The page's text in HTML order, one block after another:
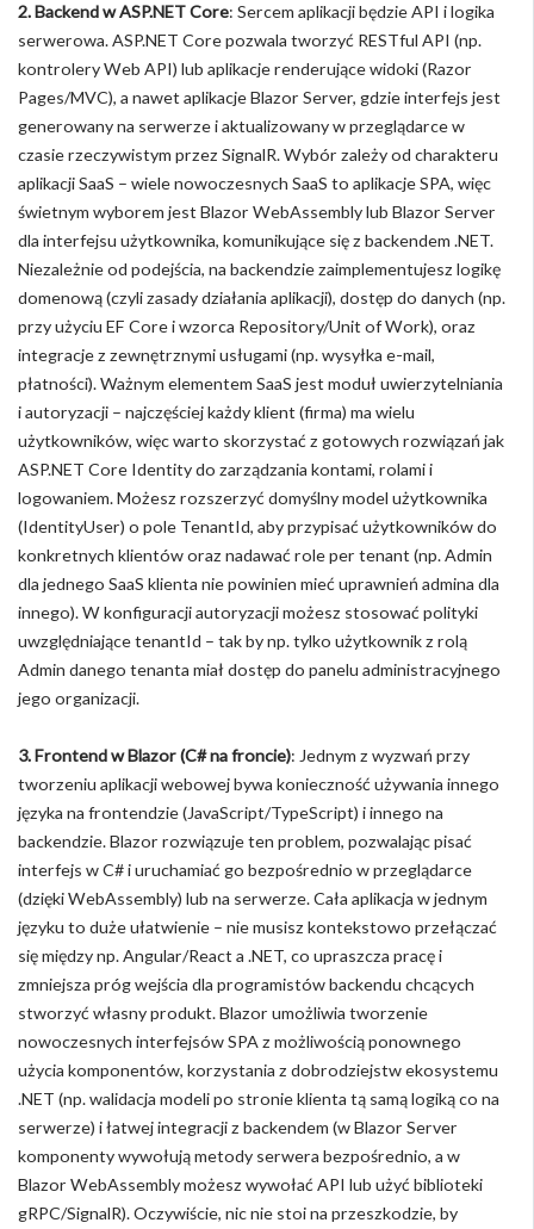
2. Backend w ASP.NET Core: Sercem aplikacji będzie API i logika
serwerowa. ASP.NET Core pozwala tworzyć RESTful API (np.
kontrolery Web API) lub aplikacje renderujące widoki (Razor
Pages/MVC), a nawet aplikacje Blazor Server, gdzie interfejs jest
generowany na serwerze i aktualizowany w przeglądarce w
czasie rzeczywistym przez SignalR. Wybór zależy od charakteru
aplikacji SaaS – wiele nowoczesnych SaaS to aplikacje SPA, więc
świetnym wyborem jest Blazor WebAssembly lub Blazor Server
dla interfejsu użytkownika, komunikujące się z backendem .NET.
Niezależnie od podejścia, na backendzie zaimplementujesz logikę
domenową (czyli zasady działania aplikacji), dostęp do danych (np.
przy użyciu EF Core i wzorca Repository/Unit of Work), oraz
integracje z zewnętrznymi usługami (np. wysyłka e-mail,
płatności). Ważnym elementem SaaS jest moduł uwierzytelniania
i autoryzacji – najczęściej każdy klient (firma) ma wielu
użytkowników, więc warto skorzystać z gotowych rozwiązań jak
ASP.NET Core Identity do zarządzania kontami, rolami i
logowaniem. Możesz rozszerzyć domyślny model użytkownika
(IdentityUser) o pole TenantId, aby przypisać użytkowników do
konkretnych klientów oraz nadawać role per tenant (np. Admin
dla jednego SaaS klienta nie powinien mieć uprawnień admina dla
innego). W konfiguracji autoryzacji możesz stosować polityki
uwzględniające tenantId – tak by np. tylko użytkownik z rolą
Admin danego tenanta miał dostęp do panelu administracyjnego
jego organizacji.
3. Frontend w Blazor (C# na froncie): Jednym z wyzwań przy
tworzeniu aplikacji webowej bywa konieczność używania innego
języka na frontendzie (JavaScript/TypeScript) i innego na
backendzie. Blazor rozwiązuje ten problem, pozwalając pisać
interfejs w C# i uruchamiać go bezpośrednio w przeglądarce
(dzięki WebAssembly) lub na serwerze. Cała aplikacja w jednym
języku to duże ułatwienie – nie musisz kontekstowo przełączać
się między np. Angular/React a .NET, co upraszcza pracę i
zmniejsza próg wejścia dla programistów backendu chcących
stworzyć własny produkt. Blazor umożliwia tworzenie
nowoczesnych interfejsów SPA z możliwością ponownego
użycia komponentów, korzystania z dobrodziejstw ekosystemu
.NET (np. walidacja modeli po stronie klienta tą samą logiką co na
serwerze) i łatwej integracji z backendem (w Blazor Server
komponenty wywołują metody serwera bezpośrednio, a w
Blazor WebAssembly możesz wywołać API lub użyć biblioteki
gRPC/SignalR). Oczywiście, nic nie stoi na przeszkodzie, by